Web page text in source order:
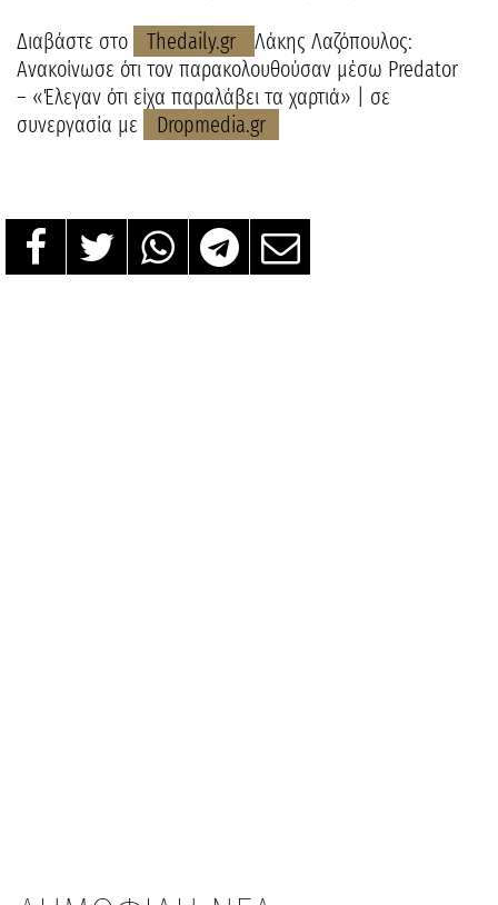
Διαβάστε στο Thedaily.gr
Λάκης Λαζόπουλος:
Ανακοίνωσε ότι τον παρακολουθούσαν μέσω Predator
– «Έλεγαν ότι είχα παραλάβει τα χαρτιά» | σε
συνεργασία με
Dropmedia.gr